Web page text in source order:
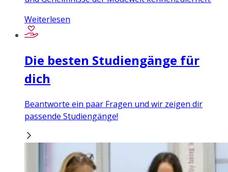
Weiterlesen
Die besten Studiengänge für
dich
Beantworte ein paar Fragen und wir zeigen dir
passende Studiengänge!